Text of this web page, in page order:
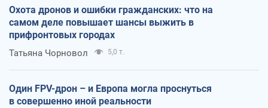
Охота дронов и ошибки гражданских: что на
самом деле повышает шансы выжить в
прифронтовых городах
Татьяна Чорновол 5,0 т.
Один FPV-дрон – и Европа могла проснуться
в совершенно иной реальности